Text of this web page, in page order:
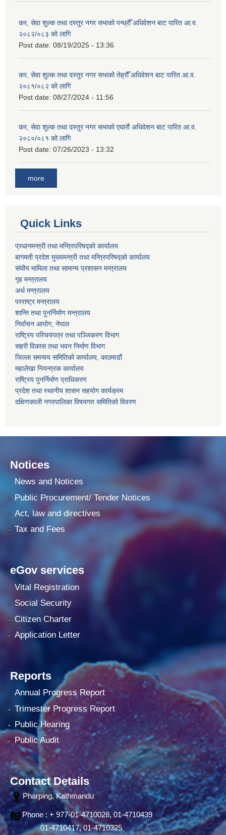
कर, सेवा शुल्क तथा दस्तुर नगर सभाको पन्ध्रौँ अधिवेशन बाट पारित आ.व.
२०८२/०८३ को लागि
Post date: 08/19/2025 - 13:36
कर, सेवा शुल्क तथा दस्तुर नगर सभाको तेह्रौँ अधिवेशन बाट पारित आ.व.
२०८१/०८२ को लागि
Post date: 08/27/2024 - 11:56
कर, सेवा शुल्क तथा दस्तुर नगर सभाको एघारौं अधिवेशन बाट पारित आ.व.
२०८०/०८१ को लागि
Post date: 07/26/2023 - 13:32
more
Quick Links
प्रधानमन्त्री तथा मन्त्रिपरिषद्को कार्यालय
बागमती प्रदेश मुख्यमन्त्री तथा मन्त्रिपरिषद्को कार्यालय
संघीय मामिला तथा सामान्य प्रशासन मन्त्रालय
गृह मन्त्रालय
अर्थ मन्त्रालय
परराष्ट्र मन्त्रालय
शान्ति तथा पुनर्निर्माण मन्त्रालय
निर्वाचन आयोग, नेपाल
राष्ट्रिय परिचयपत्र तथा पञ्जिकरण विभाग
सहरी विकास तथा भवन निर्माण विभाग
जिल्ला समन्वय समितिको कार्यालय, काठमाडौं
महालेखा नियन्त्रक कार्यालय
राष्ट्रिय पुनर्निर्माण प्राधिकरण
प्रदेश तथा स्थानीय शासन सहयोग कार्यक्रम
दक्षिणकाली नगरपालिका विषयगत समितिको विवरण
Notices
News and Notices
Public Procurement/ Tender Notices
Act, law and directives
Tax and Fees
eGov services
Vital Registration
Social Security
Citizen Charter
Application Letter
Reports
Annual Progress Report
Trimester Progress Report
Public Hearing
Public Audit
Contact Details
Pharping, Kathmandu
Phone : + 977-01-4710028, 01-4710439
01-4710417, 01-4710325